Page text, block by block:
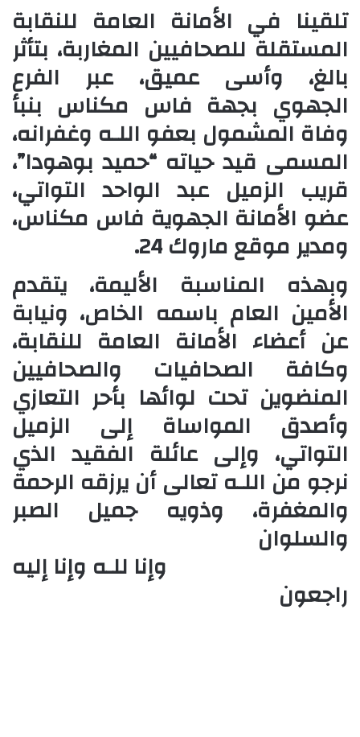
تلقينا في الأمانة العامة للنقابة
المستقلة للصحافيين المغاربة، بتأثر
بالغ، وأسى عميق، عبر الفرع
الجهوي بجهة فاس مكناس بنبأ
وفاة المشمول بعفو اللـه وغفرانه،
المسمى قيد حياته “حميد بوهودا”،
قريب الزميل عبد الواحد التواتي،
عضو الأمانة الجهوية فاس مكناس،
ومدير موقع ماروك 24.
وبهذه المناسبة الأليمة، يتقدم
الأمين العام باسمه الخاص، ونيابة
عن أعضاء الأمانة العامة للنقابة،
وكافة الصحافيات والصحافيين
المنضوين تحت لوائها بأحر التعازي
وأصدق المواساة إلى الزميل
التواتي، وإلى عائلة الفقيد الذي
نرجو من اللـه تعالى أن يرزقه الرحمة
والمغفرة، وذويه جميل الصبر
والسلوان
وإنا للـه وإنا إليه
راجعون